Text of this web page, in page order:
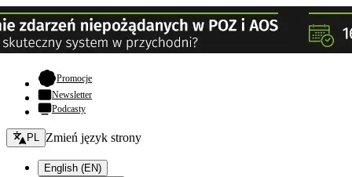
Promocje- otwiera się w nowej karcie
Newsletter
Podcasty
Zmień język - bieżący:
PL Zmień język strony
English (EN)